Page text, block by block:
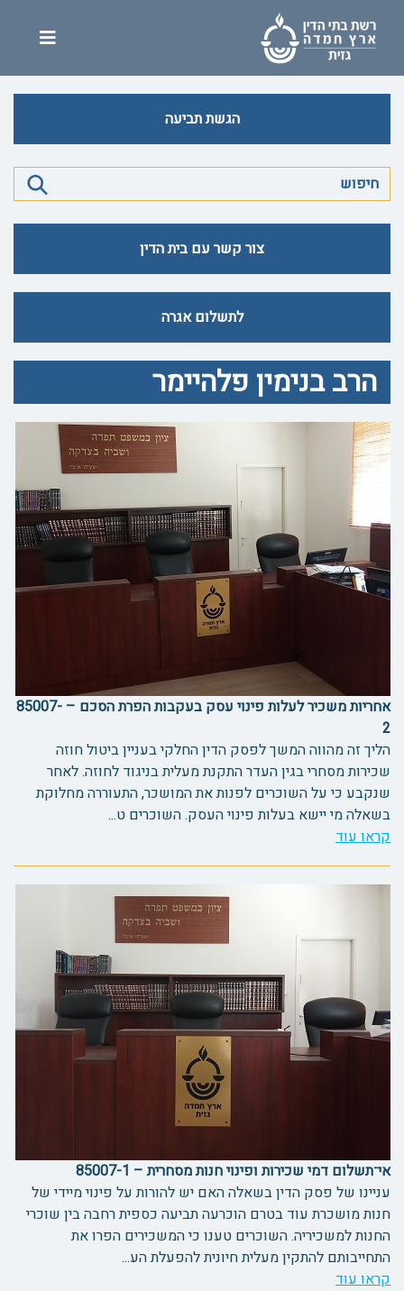
הגשת תביעה
צור קשר עם בית הדין
לתשלום אגרה
הרב בנימין פלהיימר
אחריות משכיר לעלות פינוי עסק בעקבות הפרת הסכם – 85007-
2
הליך זה מהווה המשך לפסק הדין החלקי בעניין ביטול חוזה
שכירות מסחרי בגין העדר התקנת מעלית בניגוד לחוזה. לאחר
שנקבע כי על השוכרים לפנות את המושכר, התעוררה מחלוקת
בשאלה מי יישא בעלות פינוי העסק. השוכרים ט...
קראו עוד
אי־תשלום דמי שכירות ופינוי חנות מסחרית – 85007-1
עניינו של פסק הדין בשאלה האם יש להורות על פינוי מיידי של
חנות מושכרת עוד בטרם הוכרעה תביעה כספית רחבה בין שוכרי
החנות למשכיריה. השוכרים טענו כי המשכירים הפרו את
התחייבותם להתקין מעלית חיונית להפעלת הע...
קראו עוד